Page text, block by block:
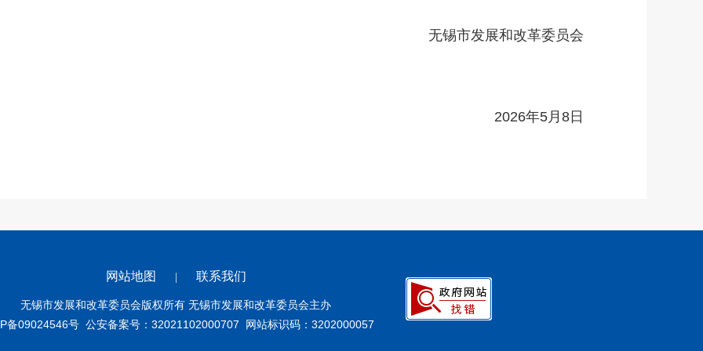
无锡市发展和改革委员会
2026年5月8日
网站地图 联系我们
无锡市发展和改革委员会版权所有 无锡市发展和改革委员会主办
备09024546号 公安备案号：32021102000707 网站标识码：3202000057